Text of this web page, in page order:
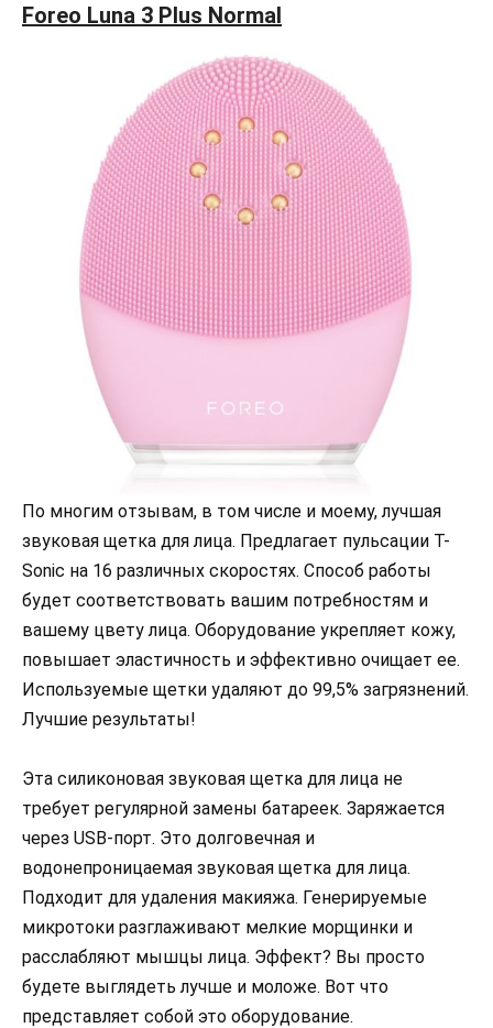
Foreo Luna 3 Plus Normal
По многим отзывам, в том числе и моему, лучшая
звуковая щетка для лица. Предлагает пульсации T-
Sonic на 16 различных скоростях. Способ работы
будет соответствовать вашим потребностям и
вашему цвету лица. Оборудование укрепляет кожу,
повышает эластичность и эффективно очищает ее.
Используемые щетки удаляют до 99,5% загрязнений.
Лучшие результаты!
Эта силиконовая звуковая щетка для лица не
требует регулярной замены батареек. Заряжается
через USB-порт. Это долговечная и
водонепроницаемая звуковая щетка для лица.
Подходит для удаления макияжа. Генерируемые
микротоки разглаживают мелкие морщинки и
расслабляют мышцы лица. Эффект? Вы просто
будете выглядеть лучше и моложе. Вот что
представляет собой это оборудование.